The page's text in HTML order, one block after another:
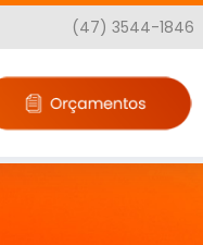
(47) 3544-1846